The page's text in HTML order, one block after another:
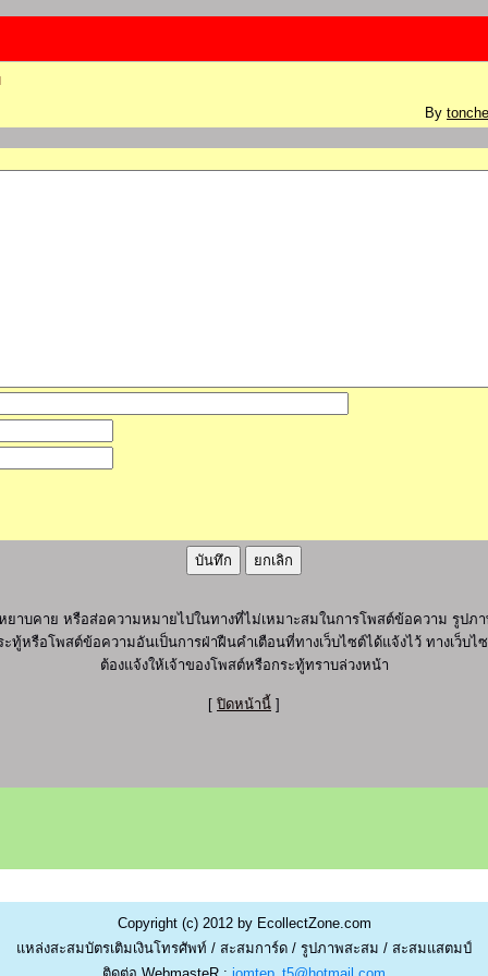
By
ยาบคาย หรือส่อความหมายไปในทางที่ไม่เหมาะสมในการโพสต์ข้อความ รูปภ
หรือโพสต์ข้อความอันเป็นการฝ่าฝืนคำเตือนที่ทางเว็บไซต์ได้แจ้งไว้ ทางเว็บ
ต้องแจ้งให้เจ้าของโพสต์หรือกระทู้ทราบล่วงหน้า
[ ปิดหน้านี้ ]
Copyright (c) 2012 by EcollectZone.com
แหล่งสะสมบัตรเติมเงินโทรศัพท์ / สะสมการ์ด / รูปภาพสะสม / สะสมแสตมป์